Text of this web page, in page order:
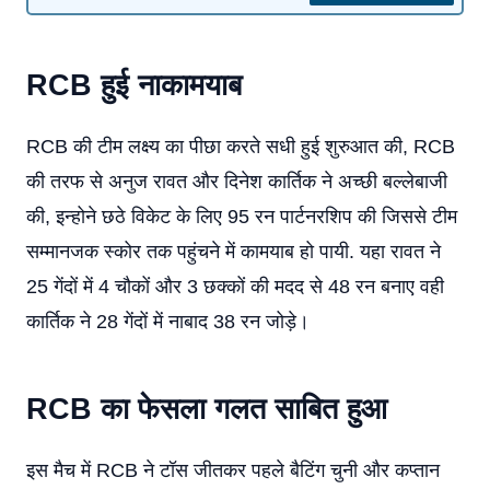
RCB हुई नाकामयाब
RCB की टीम लक्ष्य का पीछा करते सधी हुई शुरुआत की, RCB
की तरफ से अनुज रावत और दिनेश कार्तिक ने अच्छी बल्लेबाजी
की, इन्होने छठे विकेट के लिए 95 रन पार्टनरशिप की जिससे टीम
सम्मानजक स्कोर तक पहुंचने में कामयाब हो पायी. यहा रावत ने
25 गेंदों में 4 चौकों और 3 छक्कों की मदद से 48 रन बनाए वही
कार्तिक ने 28 गेंदों में नाबाद 38 रन जोड़े।
RCB का फेसला गलत साबित हुआ
इस मैच में RCB ने टॉस जीतकर पहले बैटिंग चुनी और कप्तान